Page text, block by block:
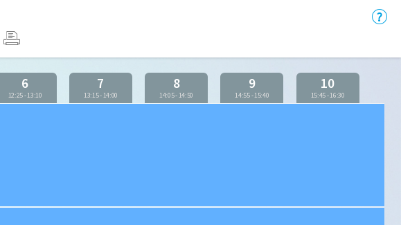
6
12:25-13:10
7
13:15-14:00
8
14:05-14:50
9
14:55-15:40
10
15:45-16:30